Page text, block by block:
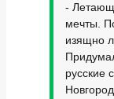
-
мечты.
изящно
русские